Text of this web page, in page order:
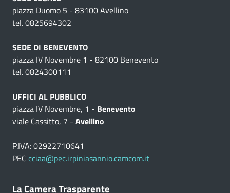
piazza Duomo 5 - 83100 Avellino
tel. 0825694302
SEDE DI BENEVENTO
piazza IV Novembre 1 - 82100 Benevento
tel. 0824300111
UFFICI AL PUBBLICO
piazza IV Novembre, 1 - Benevento
viale Cassitto, 7 - Avellino
P.IVA: 02922710641
PEC cciaa@pec.irpiniasannio.camcom.it
La Camera Trasparente